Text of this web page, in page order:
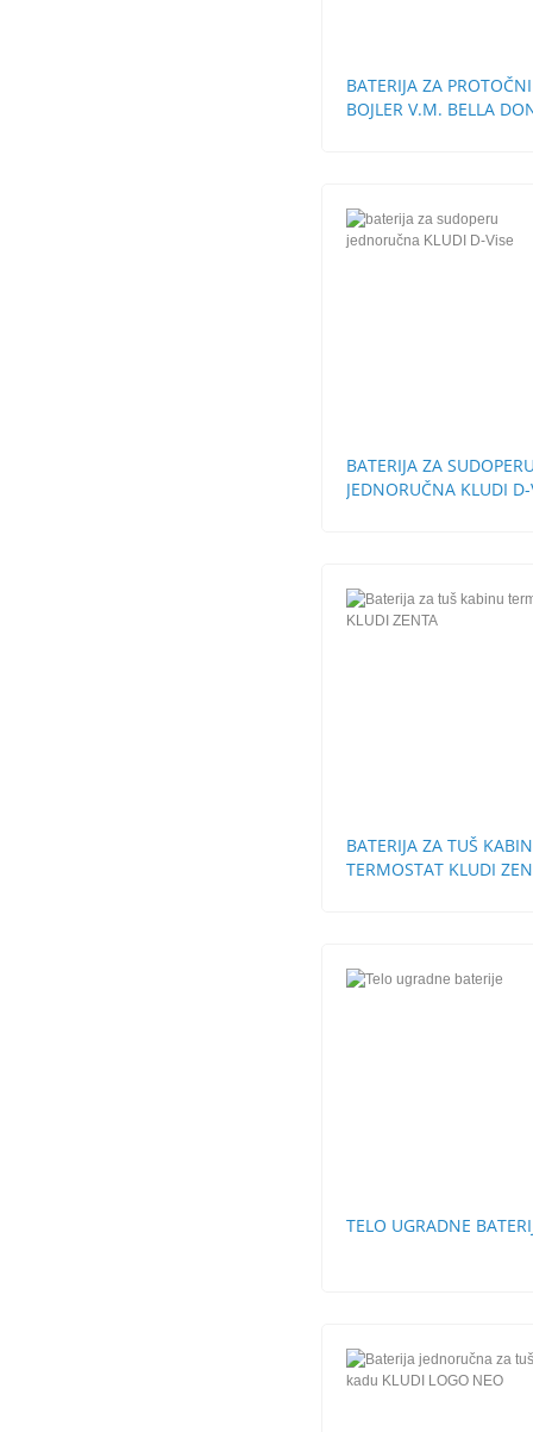
BATERIJA ZA PROTOČNI
BOJLER V.M. BELLA
BATERIJA ZA
JEDNORUČNA KLUDI D-
BATERIJA ZA TUŠ
TERMOSTAT KLUDI
TELO UGRADNE